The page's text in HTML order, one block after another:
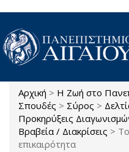
Παράκαμψη προς το κυρίως
Είστε εδώ
Αρχική > Η Ζωή στο
Σπουδές > Σύρος >
Προκηρύξεις
Βραβεία / Διακρίσεις >
επικαιρότητα